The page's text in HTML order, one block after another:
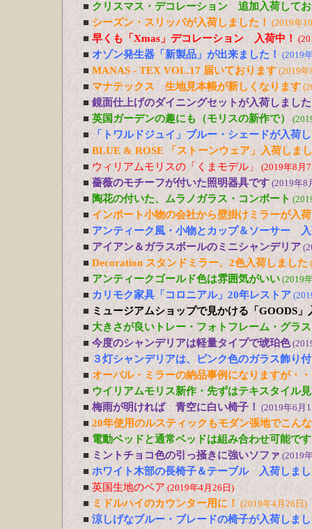
■ クリスマス・デコレーション 追加入荷して
■ シーズン・スリッパが入荷しました！ (2019年
■ 早くも「Xmas」デコレーション 入荷中！
■ オゾン発生器「新製品」が出来ました！ (2019
■ MANAS - TEX VOL.17 届いております (2019
■ マナテックス 生地見本帳が新しくなります
■ 鏡面仕上げのダイニングセットが入荷しました
■ 英国ガーデンの趣にも（モリスの新作で）
■
「トワルドジュイ」ブルー・シェードが入荷
■ BLUE & ROSE 「ストーンウェア」入荷しま
■ ウィリアムモリスの「くまモデル」 (2019年8月
■ 薔薇のモチーフが付いた照明器具です (2019年8
■ 陶花の付いた、ムラノガラス・コンポート
■ インポート小物の会社から壁掛けミラーが入荷
■ アンティーク風・小物とカップ＆ソーサー
■ アイアン＆ガラスボールのミニシャンデリア
■ Decoration スタンドミラー、2色入荷しました
■ アンティークゴールド色は雰囲気がいい (2019
■ カリモク家具「コロニアル」20年レストア
■ ミュージアムショップで見かける「GOODS」
■ 大きさが良いトレー・フォトフレーム・グラ
■ 今度のシャンデリアは軽量タイプで琥珀色
■ ３灯シャンデリアは、ピンク色のガラス飾り付
■ オーバル・ミラーの納品事例になりますが・
■ ウイリアムモリス新作・先ずはテキスタイル
■ 梅雨が明ければ 青空に白い椅子！ (2019年6月
■ 20年使用のルスティックもモダン張地でこん
■ 電動ベッドと通常ベッドは組み合わせ可能です
■ ミントチョコ色の引っ掻きに強いソファ (2019
■ ホワイト木部の長椅子＆テーブル 入荷しま
■ 英国生地のベア (2019年4月26日)
■ ミドルハイのカウンター用に！ (2019年4月26日)
■ 涼しげなブルー・ブレードの椅子が入荷しま